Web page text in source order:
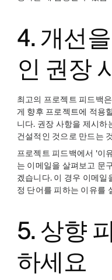
4. 개선
인 권장
최고의 프로젝트 피드백
게 향후 프로젝트에 적용
니다. 권장 사항을 제시하
건설적인 것으로 만드는
프로젝트 피드백에서 '이
는 이메일을 살펴보고 문
겠습니다. 이 경우 이메일
정 단어를 피하는 이유를
5. 상향
하세요